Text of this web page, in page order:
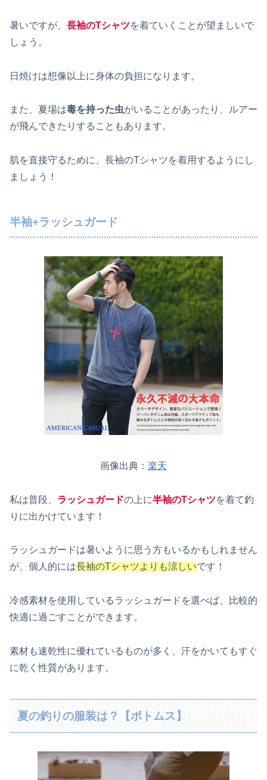
暑いですが、 長袖のTシャツを着ていくことが望ましいで
しょう。
日焼けは想像以上に身体の負担になります。
また、夏場は毒を持った虫がいることがあったり、ルアー
が飛んできたりすることもあります。
肌を直接守るために、長袖のTシャツを着用するようにし
ましょう！
半袖+ラッシュガード
画像出典： 楽天
私は普段、 ラッシュガードの上に半袖のTシャツを着て釣
りに出かけています！
ラッシュガードは暑いように思う方もいるかもしれません
が、個人的には長袖のTシャツよりも涼しいです！
冷感素材を使用しているラッシュガードを選べば、比較的
快適に過ごすことができます。
素材も速乾性に優れているものが多く、汗をかいてもすぐ
に乾く性質があります。
夏の釣りの服装は？【ボトムス】